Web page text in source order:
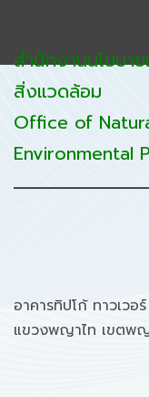
สำนักงานนโยบา
สิ่งแวดล้อม
Office of
Environmental
อาคารทิปโก้ ทาวเว
แขวงพญาไท เขตพ